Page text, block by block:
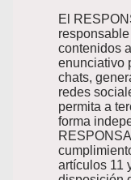
El
contenidos
enunciativo
chats,
redes
permita a
forma
artículos 11